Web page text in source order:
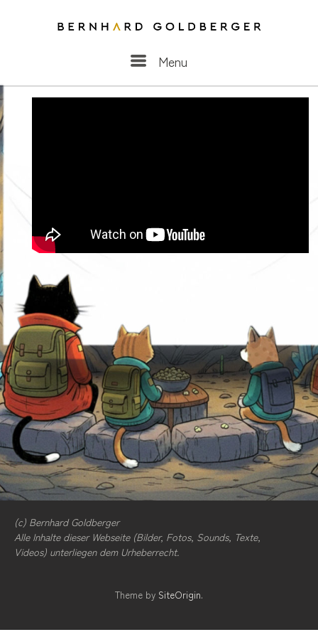
Menu
(c) Bernhard Goldberger
Alle Inhalte dieser Webseite (Bilder, Fotos, Sounds, Texte,
Videos) unterliegen dem Urheberrecht.
Theme by SiteOrigin.